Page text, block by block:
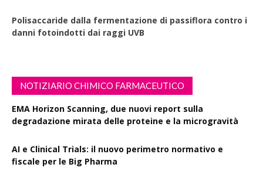
Polisaccaride dalla fermentazione di passiflora contro i
danni fotoindotti dai raggi UVB
NOTIZIARIO CHIMICO FARMACEUTICO
EMA Horizon Scanning, due nuovi report sulla
degradazione mirata delle proteine e la microgravità
AI e Clinical Trials: il nuovo perimetro normativo e
fiscale per le Big Pharma